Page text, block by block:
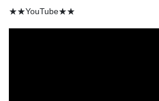
★★YouTube★★